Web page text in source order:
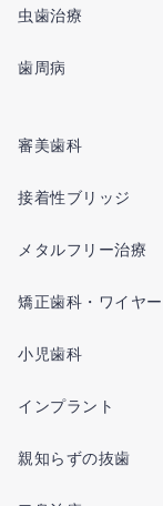
虫歯治療
歯周病
審美歯科
接着性ブリッジ
メタルフリー治療
矯正歯科・ワイヤ
小児歯科
インプラント
親知らずの抜歯